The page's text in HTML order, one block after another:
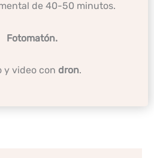
de 40-50 minutos.
Fotomatón.
y video con dron.